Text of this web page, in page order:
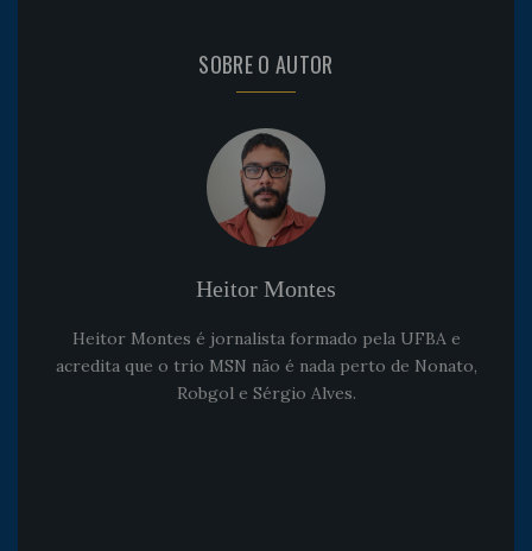
SOBRE O AUTOR
Heitor Montes
Heitor Montes é jornalista formado pela UFBA e
acredita que o trio MSN não é nada perto de Nonato,
Robgol e Sérgio Alves.